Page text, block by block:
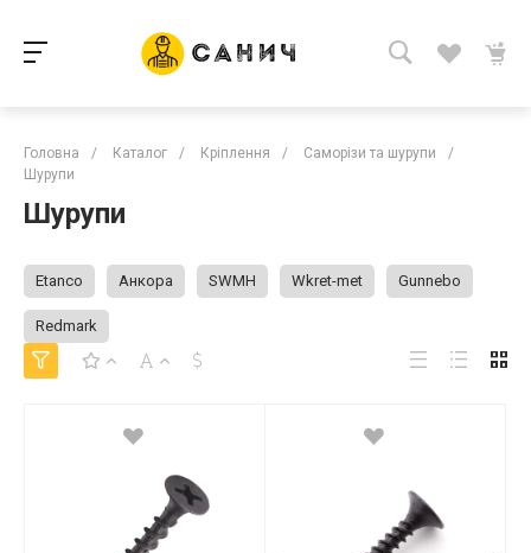
Головна / Каталог / Кріплення / Саморізи та шурупи
/
Шурупи
Шурупи
Etanco Анкора SWMH Wkret-met Gunnebo
Redmark